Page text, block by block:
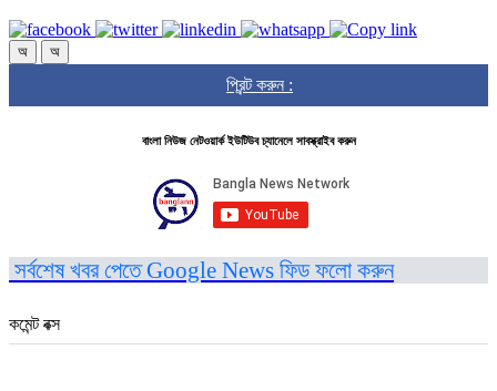
অ অ
প্রিন্ট করুন :
বাংলা নিউজ নেটওয়ার্ক ইউটিউব চ্যানেলে সাবস্ক্রাইব করুন
সর্বশেষ খবর পেতে Google News ফিড ফলো করুন
কমেন্ট বক্স